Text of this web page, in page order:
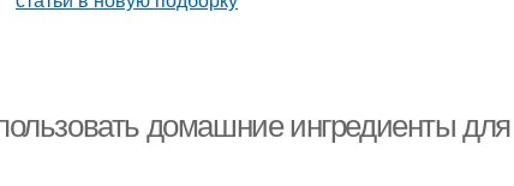
домашние ингредиенты